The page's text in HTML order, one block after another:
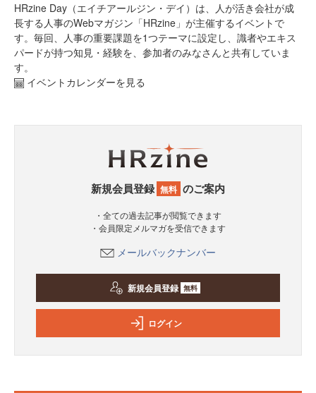
HRzine Day（エイチアールジン・デイ）は、人が活き会社が成
長する人事のWebマガジン「HRzine」が主催するイベントで
す。毎回、人事の重要課題を1つテーマに設定し、識者やエキス
パードが持つ知見・経験を、参加者のみなさんと共有していま
す。
イベントカレンダーを見る
新規会員登録 無料 のご案内
・全ての過去記事が閲覧できます
・会員限定メルマガを受信できます
メールバックナンバー
新規会員登録 無料
ログイン